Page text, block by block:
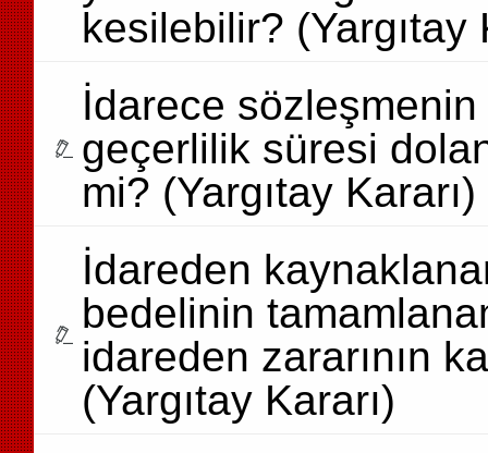
kesilebilir? (Yargıtay
İdarece
geçerlilik süresi
mi? (Yargıtay Kararı)
İdareden
bedelinin
idareden zararının
(Yargıtay Kararı)